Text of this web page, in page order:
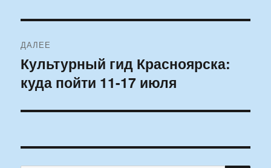
ДАЛЕЕ
Следующая
запись:
Культурный гид Красноярска:
куда пойти 11-17 июля